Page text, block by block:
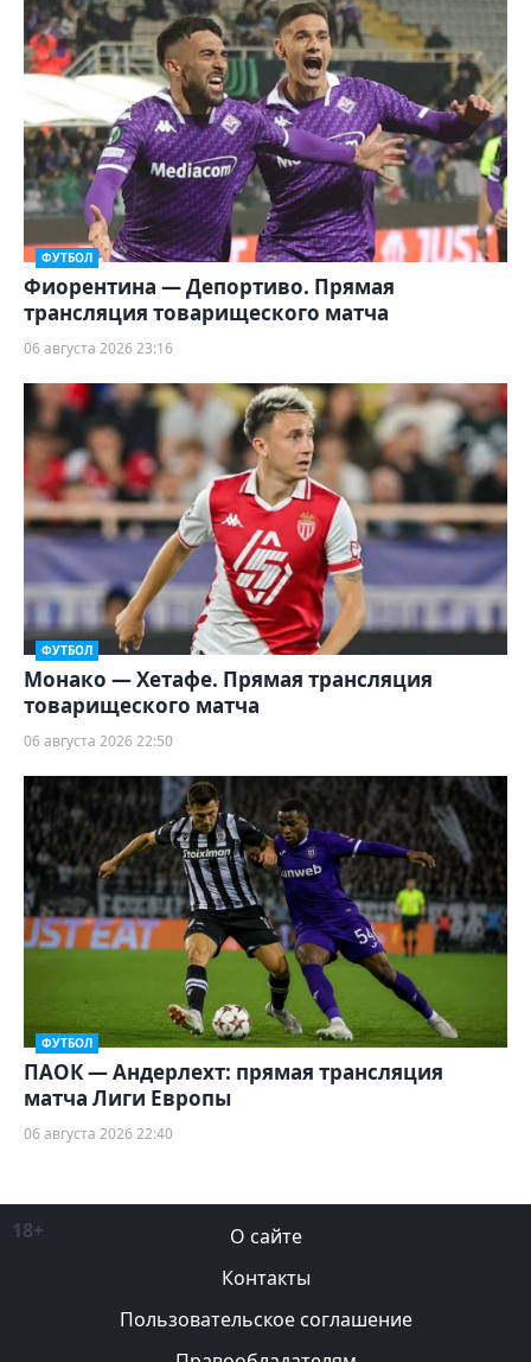
ФУТБОЛ
Фиорентина — Депортиво. Прямая
трансляция товарищеского матча
06 августа 2026 23:16
ФУТБОЛ
Монако — Хетафе. Прямая трансляция
товарищеского матча
06 августа 2026 22:50
ФУТБОЛ
ПАОК — Андерлехт: прямая трансляция
матча Лиги Европы
06 августа 2026 22:40
18+
О сайте
Контакты
Пользовательское соглашение